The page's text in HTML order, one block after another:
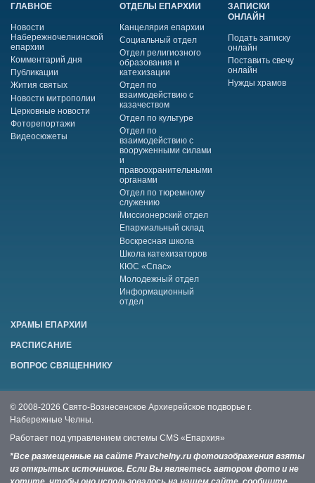
ГЛАВНОЕ
Новости
Набережночелнинской
епархии
Комментарий дня
Публикации
Жития святых
Новости митрополии
Церковные новости
Фоторепортажи
Видеосюжеты
ОТДЕЛЫ ЕПАРХИИ
Канцелярия епархии
Социальный отдел
Отдел религиозного
образования и
катехизации
Отдел по
взаимодействию с
казачеством
Отдел по культуре
Отдел по
взаимодействию с
вооруженными силами
и
правоохранительными
органами
Отдел по тюремному
служению
Миссионерский отдел
Епархиальный склад
Воскресная школа
Школа катехизаторов
КЮС «Спас»
Молодежный отдел
Информационный
отдел
ЗАПИСКИ
ОНЛАЙН
Подать записку
онлайн
Поставить свечу
онлайн
Нужды храмов
ХРАМЫ ЕПАРХИИ
РАСПИСАНИЕ
ВОПРОС СВЯЩЕННИКУ
© 2008-2026 Свято-Вознесенское Архиерейское подворье г.
Набережные Челны.
Работает под управлением системы CMS «Епархия»
*Все размещенные на сайте Pravchelny.ru фотоизображения взяты
из открытых источников. Если Вы являетесь автором фото и не